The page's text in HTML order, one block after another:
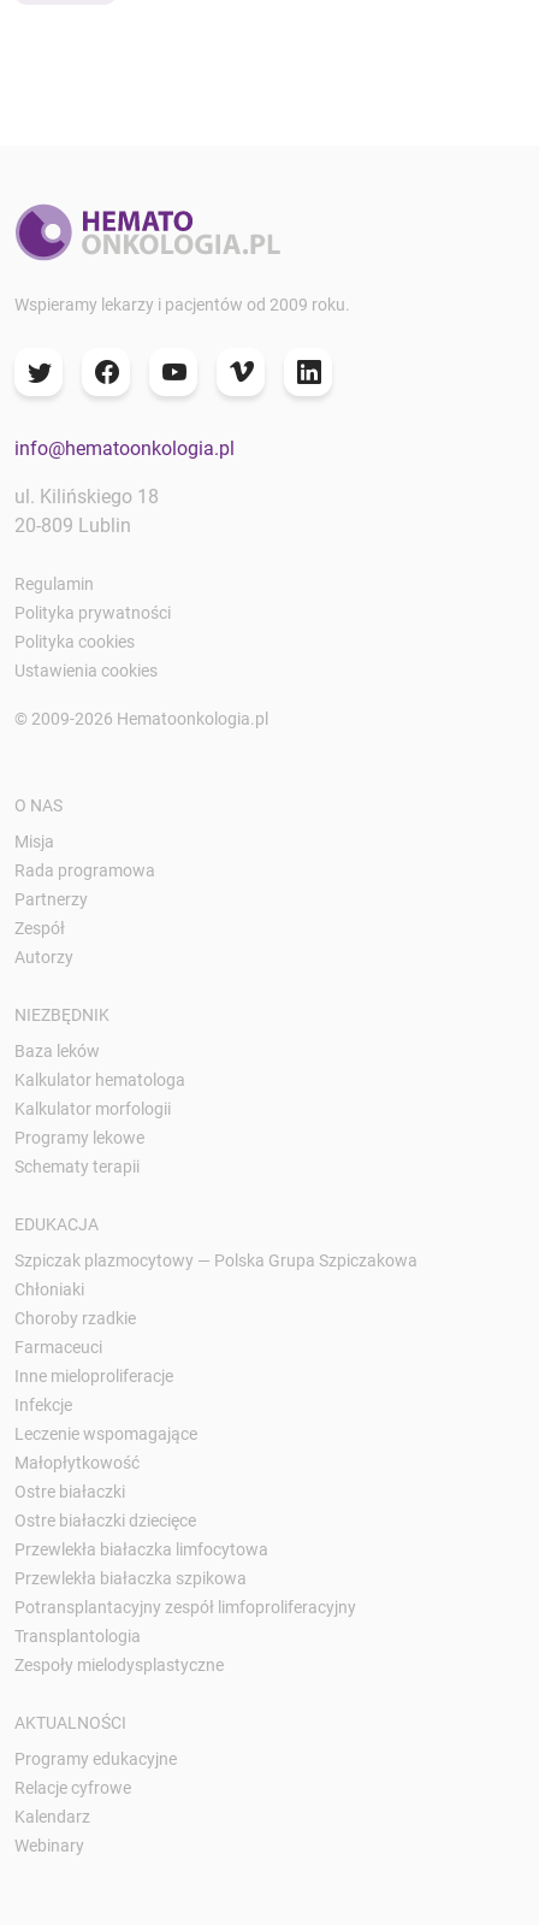
Wspieramy lekarzy i pacjentów od 2009 roku.
info@hematoonkologia.pl
ul. Kilińskiego 18
20-809 Lublin
Regulamin
Polityka prywatności
Polityka cookies
Ustawienia cookies
© 2009-2026 Hematoonkologia.pl
O NAS
Misja
Rada programowa
Partnerzy
Zespół
Autorzy
NIEZBĘDNIK
Baza leków
Kalkulator hematologa
Kalkulator morfologii
Programy lekowe
Schematy terapii
EDUKACJA
Szpiczak plazmocytowy — Polska Grupa Szpiczakowa
Chłoniaki
Choroby rzadkie
Farmaceuci
Inne mieloproliferacje
Infekcje
Leczenie wspomagające
Małopłytkowość
Ostre białaczki
Ostre białaczki dziecięce
Przewlekła białaczka limfocytowa
Przewlekła białaczka szpikowa
Potransplantacyjny zespół limfoproliferacyjny
Transplantologia
Zespoły mielodysplastyczne
AKTUALNOŚCI
Programy edukacyjne
Relacje cyfrowe
Kalendarz
Webinary